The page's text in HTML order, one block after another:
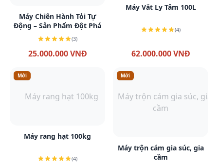
Xem chi tiết
Máy Chiên Hành Tỏi Tự
Động – Sản Phẩm Đột Phá
(3)
25.000.000 VNĐ
Xem chi tiết
Máy Vắt Ly Tâm 100L
(4)
62.000.000 VNĐ
Mới
Xem chi tiết
Máy rang hạt 100kg
(4)
Mới
Xem chi tiết
Máy trộn cám gia súc, gia
cầm